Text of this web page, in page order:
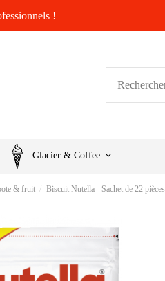
!
Glacier & Coffee
& fruit Biscuit Nutella - Sachet de 22 pièces